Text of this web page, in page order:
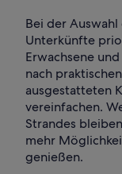
Bei der
Unterkünfte
Erwachsene
nach
ausgestatteten
vereinfachen.
Strandes
mehr
genießen.